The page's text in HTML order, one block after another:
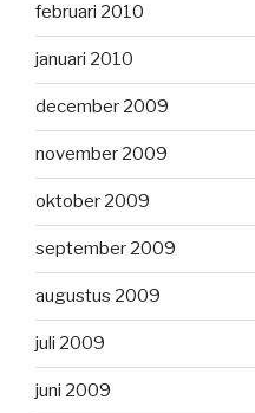
februari 2010
januari 2010
december 2009
november 2009
oktober 2009
september 2009
augustus 2009
juli 2009
juni 2009